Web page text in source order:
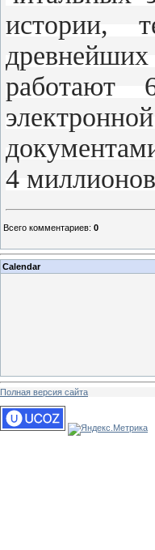
истории,
работают
4
Всего комментариев: 0
Calendar
Полная версия сайта